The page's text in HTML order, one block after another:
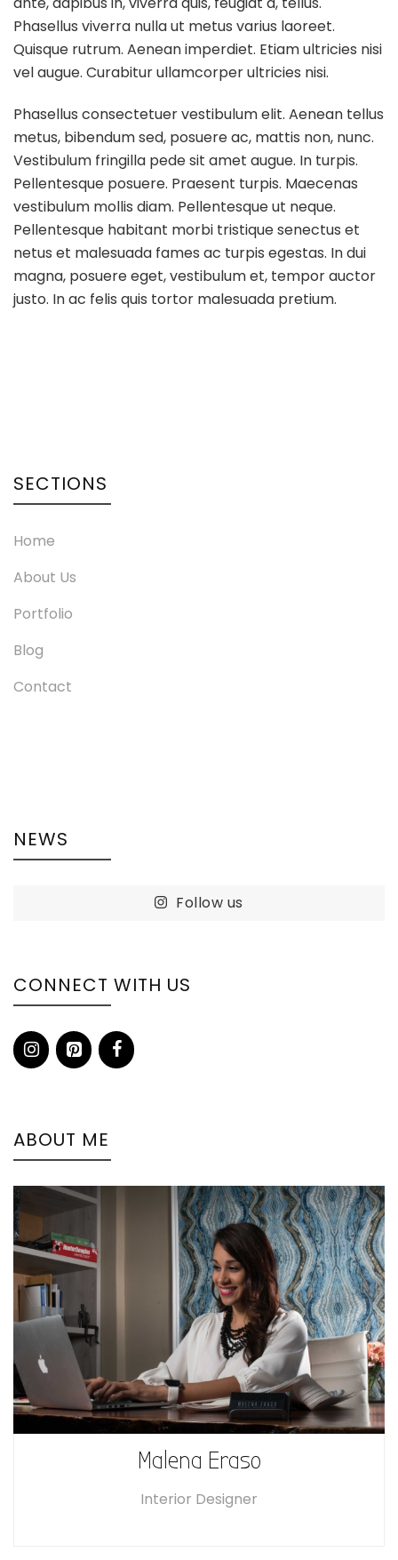
Phasellus viverra nulla ut metus varius laoreet.
Quisque rutrum. Aenean imperdiet. Etiam ultricies nisi
vel augue. Curabitur ullamcorper ultricies nisi.
Phasellus consectetuer vestibulum elit. Aenean tellus
metus, bibendum sed, posuere ac, mattis non, nunc.
Vestibulum fringilla pede sit amet augue. In turpis.
Pellentesque posuere. Praesent turpis. Maecenas
vestibulum mollis diam. Pellentesque ut neque.
Pellentesque habitant morbi tristique senectus et
netus et malesuada fames ac turpis egestas. In dui
magna, posuere eget, vestibulum et, tempor auctor
justo. In ac felis quis tortor malesuada pretium.
SECTIONS
Home
About Us
Portfolio
Blog
Contact
NEWS
Follow us
CONNECT WITH US
ABOUT ME
Malena Eraso
Interior Designer